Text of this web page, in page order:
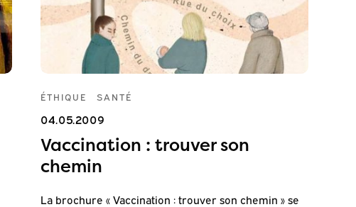
ÉTHIQUE SANTÉ
04.05.2009
Vaccination : trouver son
chemin
La brochure « Vaccination : trouver son chemin » se